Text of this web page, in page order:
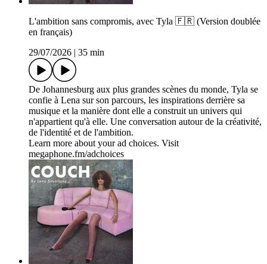
L'ambition sans compromis, avec Tyla 🇫🇷 (Version doublée
en français)
29/07/2026
35 min
De Johannesburg aux plus grandes scènes du monde, Tyla se
confie à Lena sur son parcours, les inspirations derrière sa
musique et la manière dont elle a construit un univers qui
n'appartient qu'à elle. Une conversation autour de la créativité,
de l'identité et de l'ambition.
Learn more about your ad choices. Visit
megaphone.fm/adchoices